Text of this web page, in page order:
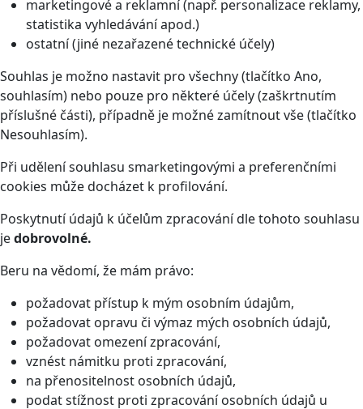
marketingové a reklamní (např. personalizace reklamy,
statistika vyhledávání apod.)
ostatní (jiné nezařazené technické účely)
Souhlas je možno nastavit pro všechny (tlačítko Ano,
souhlasím) nebo pouze pro některé účely (zaškrtnutím
příslušné části), případně je možné zamítnout vše (tlačítko
Nesouhlasím).
Při udělení souhlasu smarketingovými a preferenčními
cookies může docházet k profilování.
Poskytnutí údajů k účelům zpracování dle tohoto souhlasu
jedobrovolné.
Beru na vědomí, že mám právo:
požadovat přístup k mým osobním údajům,
požadovat opravu či výmaz mých osobních údajů,
požadovat omezení zpracování,
vznést námitku proti zpracování,
na přenositelnost osobních údajů,
podat stížnost proti zpracování osobních údajů u